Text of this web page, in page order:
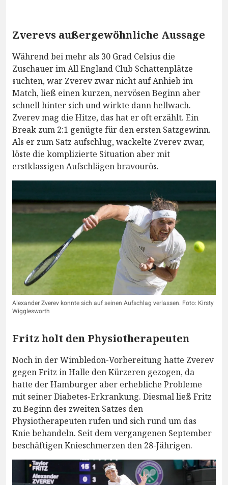
Zverevs außergewöhnliche Aussage
Während bei mehr als 30 Grad Celsius die
Zuschauer im All England Club Schattenplätze
suchten, war Zverev zwar nicht auf Anhieb im
Match, ließ einen kurzen, nervösen Beginn aber
schnell hinter sich und wirkte dann hellwach.
Zverev mag die Hitze, das hat er oft erzählt. Ein
Break zum 2:1 genügte für den ersten Satzgewinn.
Als er zum Satz aufschlug, wackelte Zverev zwar,
löste die komplizierte Situation aber mit
erstklassigen Aufschlägen bravourös.
Alexander Zverev konnte sich auf seinen Aufschlag verlassen. Foto: Kirsty
Wigglesworth
Fritz holt den Physiotherapeuten
Noch in der Wimbledon-Vorbereitung hatte Zverev
gegen Fritz in Halle den Kürzeren gezogen, da
hatte der Hamburger aber erhebliche Probleme
mit seiner Diabetes-Erkrankung. Diesmal ließ Fritz
zu Beginn des zweiten Satzes den
Physiotherapeuten rufen und sich rund um das
Knie behandeln. Seit dem vergangenen September
beschäftigen Knieschmerzen den 28-Jährigen.